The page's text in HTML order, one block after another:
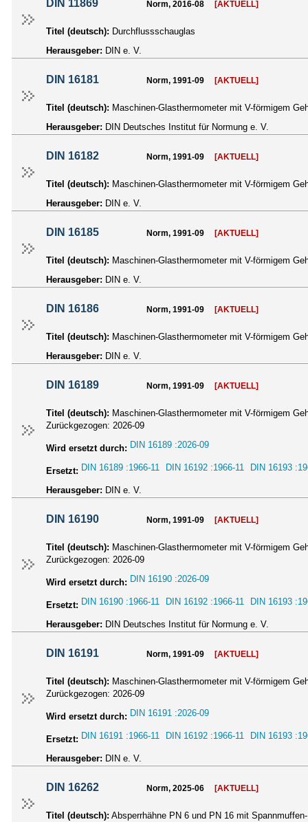
DIN 11869 Norm, 2016-08 [AKTUELL]
Titel (deutsch): Durchflussschauglas
Herausgeber: DIN e. V.
DIN 16181 Norm, 1991-09 [AKTUELL]
Titel (deutsch): Maschinen-Glasthermometer mit V-förmigem
Herausgeber: DIN Deutsches Institut für Normung e. V.
DIN 16182 Norm, 1991-09 [AKTUELL]
Titel (deutsch): Maschinen-Glasthermometer mit V-förmigem
Herausgeber: DIN e. V.
DIN 16185 Norm, 1991-09 [AKTUELL]
Titel (deutsch): Maschinen-Glasthermometer mit V-förmigem
Herausgeber: DIN e. V.
DIN 16186 Norm, 1991-09 [AKTUELL]
Titel (deutsch): Maschinen-Glasthermometer mit V-förmigem
Herausgeber: DIN e. V.
DIN 16189 Norm, 1991-09 [AKTUELL]
Titel (deutsch): Maschinen-Glasthermometer mit V-förmigem
Zurückgezogen: 2026-09
Wird ersetzt durch: DIN 16189 :2026-09
Ersetzt: DIN 16189 :1966-11 DIN 16192 :1966-11 DIN 16193
Herausgeber: DIN e. V.
DIN 16190 Norm, 1991-09 [AKTUELL]
Titel (deutsch): Maschinen-Glasthermometer mit V-förmigem
Zurückgezogen: 2026-09
Wird ersetzt durch: DIN 16190 :2026-09
Ersetzt: DIN 16190 :1966-11 DIN 16192 :1966-11 DIN 16193
Herausgeber: DIN Deutsches Institut für Normung e. V.
DIN 16191 Norm, 1991-09 [AKTUELL]
Titel (deutsch): Maschinen-Glasthermometer mit V-förmigem
Zurückgezogen: 2026-09
Wird ersetzt durch: DIN 16191 :2026-09
Ersetzt: DIN 16191 :1966-11 DIN 16192 :1966-11 DIN 16193
Herausgeber: DIN e. V.
DIN 16262 Norm, 2025-06 [AKTUELL]
Titel (deutsch): Absperrhähne PN 6 und PN 16 mit